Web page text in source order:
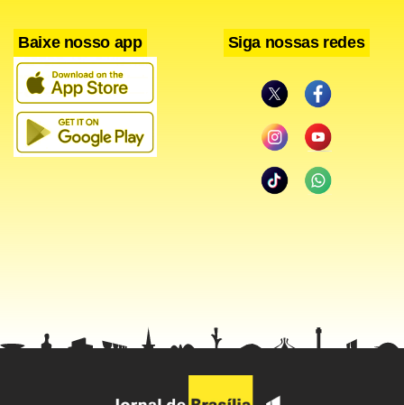
Sampaio foi assassinado à queima-roupa dentro do carro,
um Celta preto, por dois homens que se aproximaram em
um Astra preto e fugiram. De acordo com testemunhas, a
filha da vítima ouviu os disparos e ainda tentou se
aproximar do pai, mas foi contida por funcionários da
morava em Aracaju, onde trabalhava para Departamento
Maceió nos finais de semana para visitar os filhos.
Baixe nosso app Siga nossas redes